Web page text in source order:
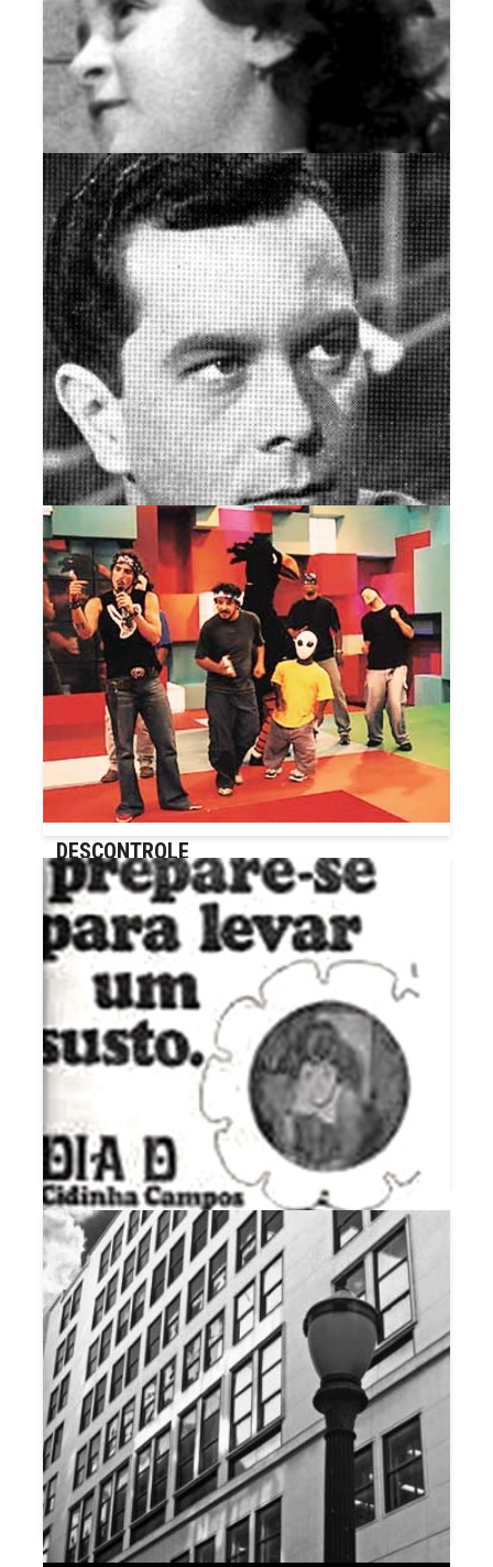
DE MÃOS DADAS
DESCE O PANO
DESCONTROLE
DIA D